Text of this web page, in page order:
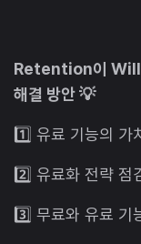
Retention이
해결 방안 💡
1️⃣ 유료 기능의 가
2️⃣ 유료화 전략 점
3️⃣ 무료와 유료 기